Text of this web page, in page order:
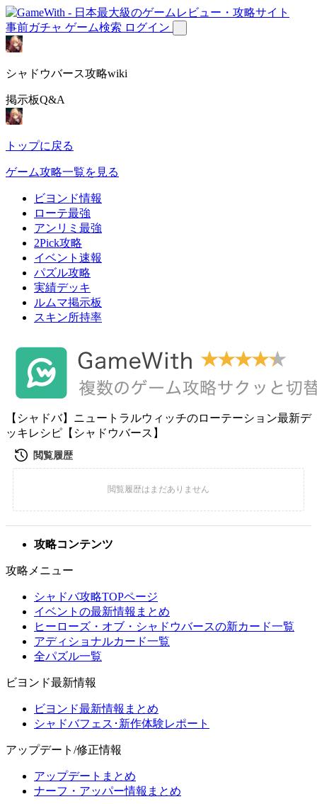
事前ガチャ ゲーム検索 ログイン
シャドウバース攻略wiki
掲示板Q&A
トップに戻る
ゲーム攻略一覧を見る
ビヨンド情報
ローテ最強
アンリミ最強
2Pick攻略
イベント速報
パズル攻略
実績デッキ
ルムマ掲示板
スキン所持率
【シャドバ】ニュートラルウィッチのローテーション最新デ
ッキレシピ【シャドウバース】
攻略コンテンツ
攻略メニュー
シャドバ攻略TOPページ
イベントの最新情報まとめ
ヒーローズ・オブ・シャドウバースの新カード一覧
アディショナルカード一覧
全パズル一覧
ビヨンド最新情報
ビヨンド最新情報まとめ
シャドバフェス･新作体験レポート
アップデート/修正情報
アップデートまとめ
ナーフ・アッパー情報まとめ